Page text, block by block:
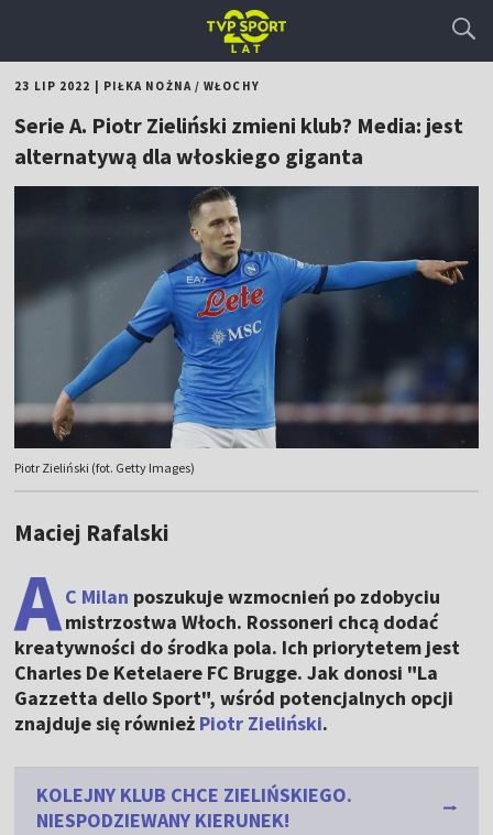
23 LIP 2022 PIŁKA NOŻNA/WŁOCHY
Serie A. Piotr Zieliński zmieni klub? Media: jest
alternatywą dla włoskiego giganta
Piotr Zieliński (fot. Getty Images)
Maciej Rafalski
AC Milan poszukuje wzmocnień po zdobyciu
mistrzostwa Włoch. Rossoneri chcą dodać
kreatywności do środka pola. Ich priorytetem jest
Charles De Ketelaere FC Brugge. Jak donosi "La
Gazzetta dello Sport", wśród potencjalnych opcji
znajduje się również Piotr Zieliński.
KOLEJNY KLUB CHCE ZIELIŃSKIEGO.
NIESPODZIEWANY KIERUNEK!